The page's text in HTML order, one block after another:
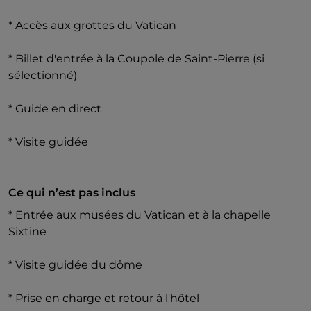
* Accès aux grottes du Vatican
* Billet d'entrée à la Coupole de Saint-Pierre (si
sélectionné)
* Guide en direct
* Visite guidée
Ce qui n’est pas inclus
* Entrée aux musées du Vatican et à la chapelle
Sixtine
* Visite guidée du dôme
* Prise en charge et retour à l'hôtel